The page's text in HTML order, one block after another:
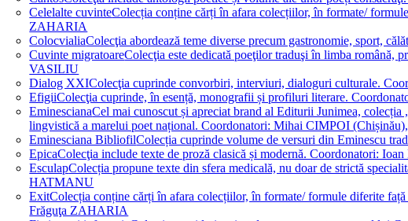
Celelalte cuvinteColecția conține cărți în afara colecțiilor, în formate/
ZAHARIA
ColocvialiaColecţia abordează teme diverse precum gastronomie, sport,
Cuvinte migratoareColecţia este dedicată poeţilor traduşi în limba
VASILIU
Dialog XXIColecţia cuprinde convorbiri, interviuri, dialoguri culturale.
EfigiiColecţia cuprinde, în esență, monografii și profiluri literare.
EminescianaCel mai cunoscut și apreciat brand al Editurii Junimea,
lingvistică a marelui poet național. Coordonatori: Mihai CIMPOI
Eminesciana BibliofilColecția cuprinde volume de versuri din Eminescu
EpicaColecţia include texte de proză clasică și modernă. Coordonatori:
EsculapColecția propune texte din sfera medicală, nu doar de strictă
HATMANU
ExitColecția conține cărți în afara colecțiilor, în formate/ formule diferite
Frăguţa ZAHARIA